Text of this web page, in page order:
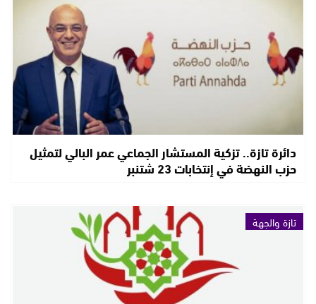
دائرة تازة.. تزكية المستشار الجماعي عمر البالي لتمثيل
حزب النهضة في إنتخابات 23 شتنبر
تازة والجهة